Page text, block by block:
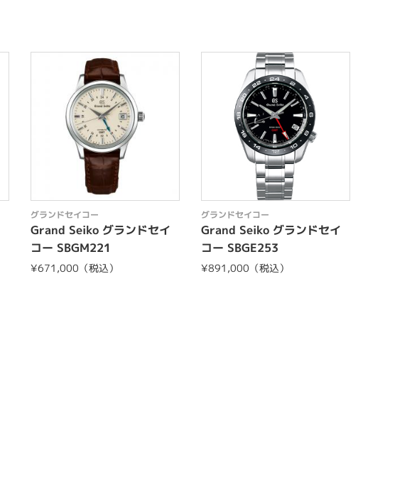
グランドセイコー
Grand Seiko グランドセイ
コー SBGM221
¥671,000（税込）
グランドセイコー
Grand Seiko グランドセイ
コー SBGE253
¥891,000（税込）